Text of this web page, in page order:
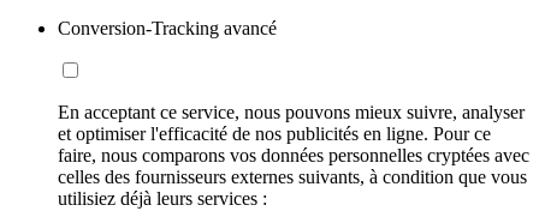
Conversion-Tracking avancé
En acceptant ce service, nous pouvons mieux suivre, analyser
et optimiser l'efficacité de nos publicités en ligne. Pour ce
faire, nous comparons vos données personnelles cryptées avec
celles des fournisseurs externes suivants, à condition que vous
utilisiez déjà leurs services :